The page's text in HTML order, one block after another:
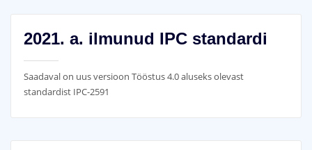
2021. a. ilmunud IPC standardi
Saadaval on uus versioon Tööstus 4.0 aluseks olevast
standardist IPC-2591